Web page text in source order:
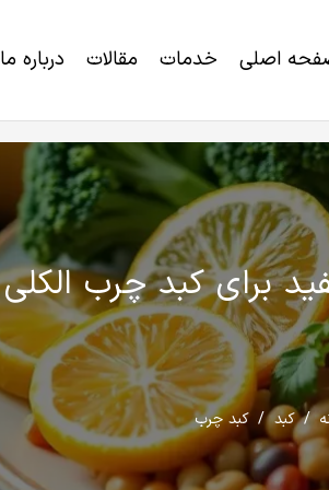
اصلی خدمات مقالات درباره ما
برای کبد چرب الکلی
/ کبد / کبد چرب